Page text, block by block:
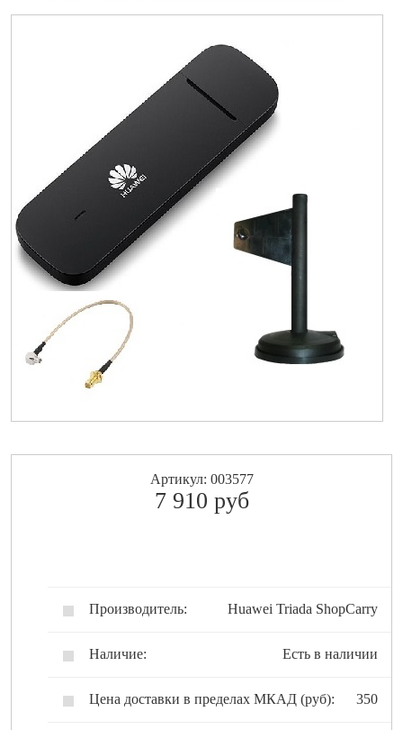
Артикул: 003577
7 910 pуб
Производитель: Huawei Triada ShopCarry
Наличие: Есть в наличии
Цена доставки в пределах МКАД (руб): 350